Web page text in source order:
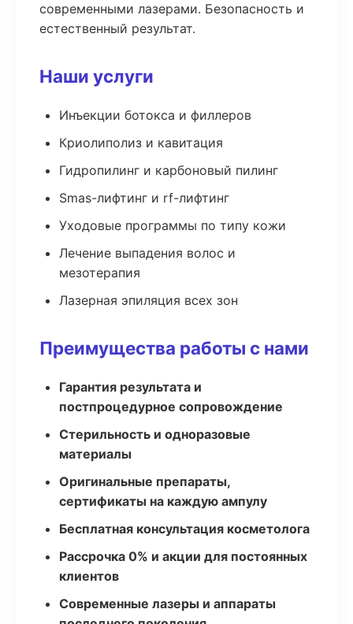
современными лазерами. Безопасность и
естественный результат.
Наши услуги
Инъекции ботокса и филлеров
Криолиполиз и кавитация
Гидропилинг и карбоновый пилинг
Smas-лифтинг и rf-лифтинг
Уходовые программы по типу кожи
Лечение выпадения волос и
мезотерапия
Лазерная эпиляция всех зон
Преимущества работы с нами
Гарантия результата и
постпроцедурное сопровождение
Стерильность и одноразовые
материалы
Оригинальные препараты,
сертификаты на каждую ампулу
Бесплатная консультация косметолога
Рассрочка 0% и акции для постоянных
клиентов
Современные лазеры и аппараты